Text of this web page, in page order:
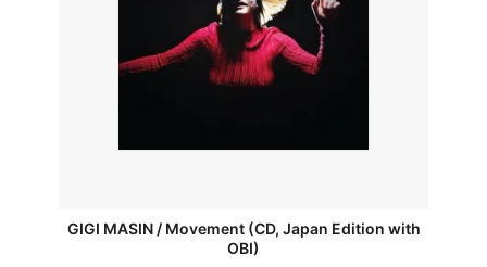
GIGI MASIN / Movement (CD, Japan Edition with
OBI)